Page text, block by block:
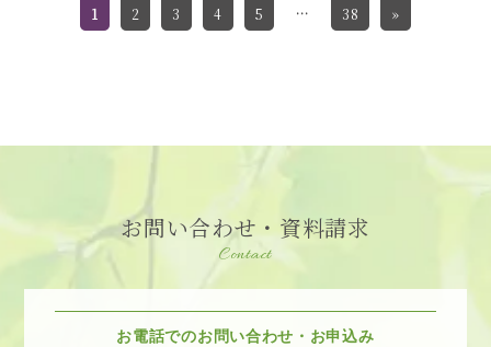
1 2 3 4 5 … 38 »
お問い合わせ・資料請求
Contact
お電話でのお問い合わせ・お申込み